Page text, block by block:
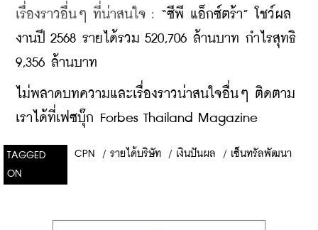
เรื่องราวอื่นๆ ที่น่าสนใจ : “ซีพี แอ็กซ์ตร้า” โชว์ผล
งานปี 2568 รายได้รวม 520,706 ล้านบาท กำไรสุทธิ
9,356 ล้านบาท
ไม่พลาดบทความและเรื่องราวน่าสนใจอื่นๆ ติดตาม
เราได้ที่เฟซบุ๊ก Forbes Thailand Magazine
TAGGED
ON
CPN / รายได้บริษัท / เงินปันผล / เซ็นทรัลพัฒนา